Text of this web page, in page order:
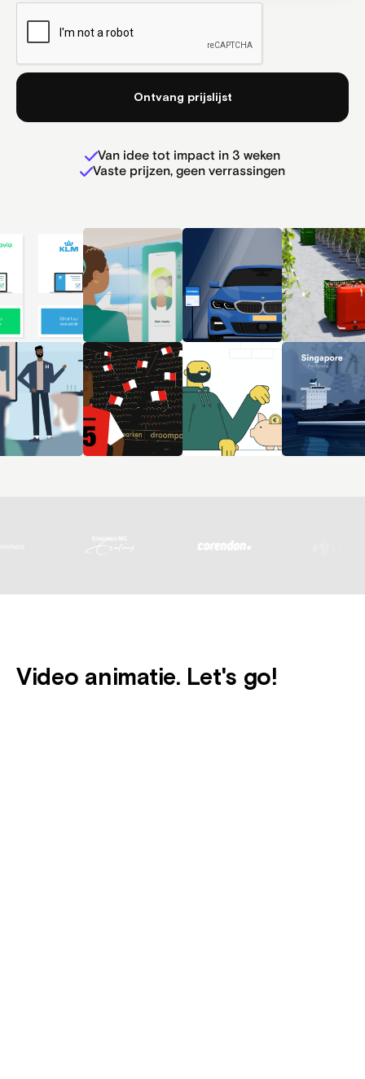
Van idee tot impact in 3 weken
Vaste prijzen, geen verrassingen
Video animatie. Let's go!